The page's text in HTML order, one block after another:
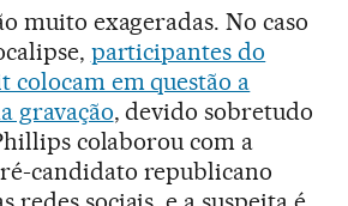
muito exageradas. No caso
participantes do
colocam em questão a
gravação, devido sobretudo
colaborou com a
candidato republicano